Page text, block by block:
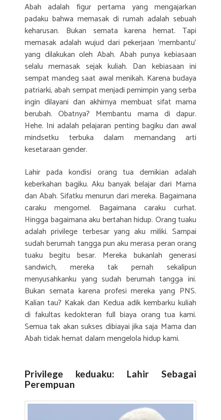
Abah adalah figur pertama yang mengajarkan
padaku bahwa memasak di rumah adalah sebuah
keharusan. Bukan semata karena hemat. Tapi
memasak adalah wujud dari pekerjaan ‘membantu’
yang dilakukan oleh Abah. Abah punya kebiasaan
selalu memasak sejak kuliah. Dan kebiasaan ini
sempat mandeg saat awal menikah. Karena budaya
patriarki, abah sempat menjadi pemimpin yang serba
ingin dilayani dan akhirnya membuat sifat mama
berubah. Obatnya? Membantu mama di dapur.
Hehe. Ini adalah pelajaran penting bagiku dan awal
mindsetku terbuka dalam memandang arti
kesetaraan gender.
Lahir pada kondisi orang tua demikian adalah
keberkahan bagiku. Aku banyak belajar dari Mama
dan Abah. Sifatku menurun dari mereka. Bagaimana
caraku mengomel. Bagaimana caraku curhat.
Hingga bagaimana aku bertahan hidup. Orang tuaku
adalah privilege terbesar yang aku miliki. Sampai
sudah berumah tangga pun aku merasa peran orang
tuaku begitu besar. Mereka bukanlah generasi
sandwich, mereka tak pernah sekalipun
menyusahkanku yang sudah berumah tangga ini.
Bukan semata karena profesi mereka yang PNS.
Kalian tau? Kakak dan Kedua adik kembarku kuliah
di fakultas kedokteran full biaya orang tua kami.
Semua tak akan sukses dibiayai jika saja Mama dan
Abah tidak hemat dalam mengelola hidup kami.
Privilege keduaku: Lahir Sebagai
Perempuan